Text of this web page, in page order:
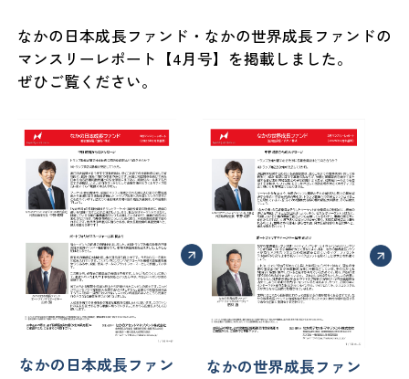
なかの日本成長ファンド・なかの世界成長ファンドの
マンスリーレポート【4月号】を掲載しました。
ぜひご覧ください。
なかの日本成長ファン
なかの世界成長ファン